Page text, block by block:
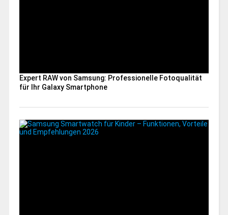
Expert RAW von Samsung: Professionelle Fotoqualität
für Ihr Galaxy Smartphone